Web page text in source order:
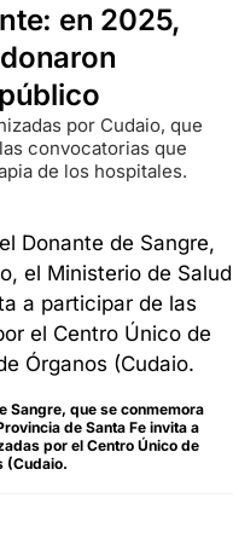
en 2025,
por Cudaio, que
convocatorias que
de los hospitales.
Sangre, que se conmemora
de Santa Fe invita a
por el Centro Único de
(Cudaio.